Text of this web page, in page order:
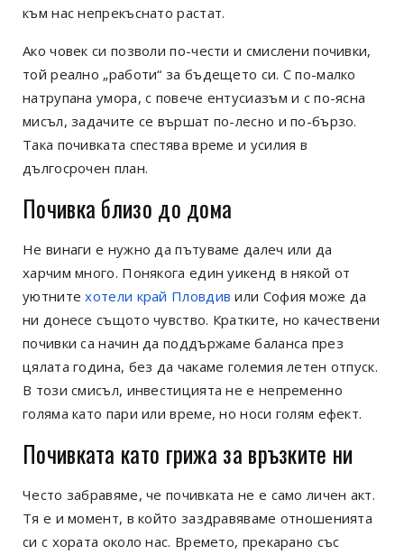
към нас непрекъснато растат.
Ако човек си позволи по-чести и смислени почивки,
той реално „работи“ за бъдещето си. С по-малко
натрупана умора, с повече ентусиазъм и с по-ясна
мисъл, задачите се вършат по-лесно и по-бързо.
Така почивката спестява време и усилия в
дългосрочен план.
Почивка близо до дома
Не винаги е нужно да пътуваме далеч или да
харчим много. Понякога един уикенд в някой от
уютнитехотели край Пловдив или София може да
ни донесе същото чувство. Кратките, но качествени
почивки са начин да поддържаме баланса през
цялата година, без да чакаме големия летен отпуск.
В този смисъл, инвестицията не е непременно
голяма като пари или време, но носи голям ефект.
Почивката като грижа за връзките ни
Често забравяме, че почивката не е само личен акт.
Тя е и момент, в който заздравяваме отношенията
си с хората около нас. Времето, прекарано със